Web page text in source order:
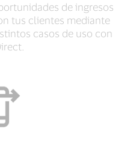
de ingresos
tus clientes mediante
casos de uso con